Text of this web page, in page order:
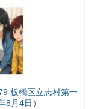
板橋区立志村第一
月4日）